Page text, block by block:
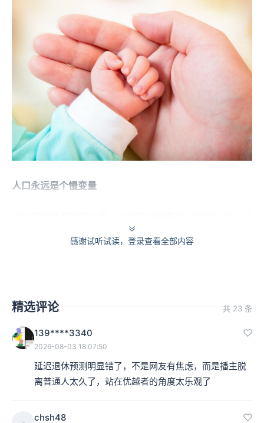
人口永远是个慢变量
动很快，有些变动很慢。一般情况下，我们并不需要为这
汇率是多少，你能不能马上说出来？我其实也说不出来。
查了一下大概是6.44。在一年多前，美元兑人民币的汇率
以后的影响，所有人都问我，人民币破7对我们的生活有
得不做了一期番外。当时我认为，人民币破7没有什么意
感谢试听试读，登录查看全部内容
精选评论 共 23 条
139****3340
2026-08-03 18:07:50
延迟退休预测明显错了，不是网友有焦虑，而是播主脱
离普通人太久了，站在优越者的角度太乐观了
chsh48